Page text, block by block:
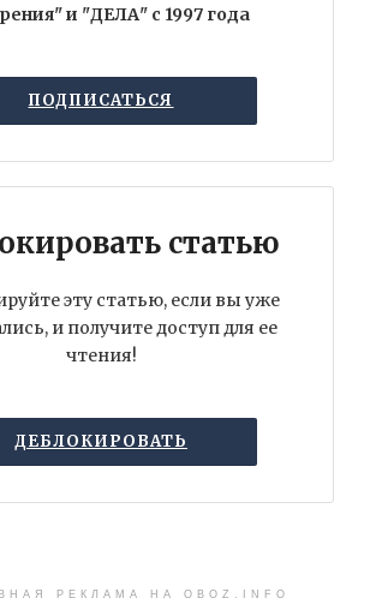
и "ДЕЛА" с 1997 года
ПОДПИСАТЬСЯ
статью
эту статью, если вы уже
и получите доступ для ее
чтения!
ДЕБЛОКИРОВАТЬ
РЕКЛАМА НА OBOZ.INFO